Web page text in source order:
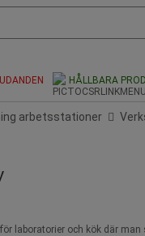
HÅLLBARA
arbetsstationer
laboratorier och kök där